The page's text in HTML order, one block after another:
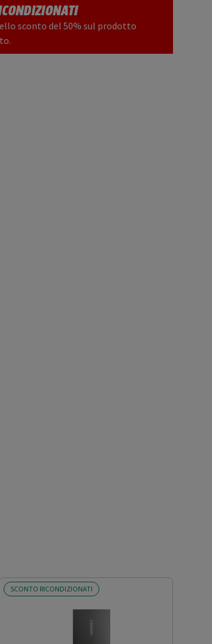
sconto del 50% sul prodotto
SCONTO RICONDIZIONATI